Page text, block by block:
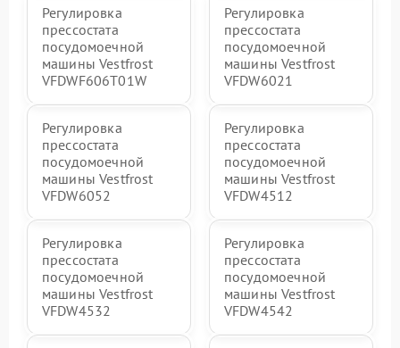
Регулировка
прессостата
посудомоечной
машины Vestfrost
VFDWF606T01W
Регулировка
прессостата
посудомоечной
машины Vestfrost
VFDW6021
Регулировка
прессостата
посудомоечной
машины Vestfrost
VFDW6052
Регулировка
прессостата
посудомоечной
машины Vestfrost
VFDW4512
Регулировка
прессостата
посудомоечной
машины Vestfrost
VFDW4532
Регулировка
прессостата
посудомоечной
машины Vestfrost
VFDW4542